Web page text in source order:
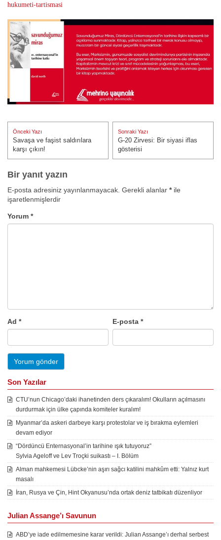
hukumeti-tartismasi
Yazı
gezinmesi
Önceki Yazı
Önceki Yazı:
Savaşa ve faşist saldırılara
karşı çıkın!
Sonraki Yazı
Sonraki Yazı:
G-20 Zirvesi: Bir siyasi iflas
gösterisi
Bir yanıt yazın
E-posta adresiniz yayınlanmayacak. Gerekli alanlar *ile
işaretlenmişlerdir
Yorum *
Ad * E-posta*
Son Yazılar
CTU’nun Chicago’daki ihanetinden ders çıkaralım! Okulların açılmasını
durdurmak için ülke çapında komiteler kuralım!
Myanmar’da askeri darbeye karşı protestolar ve iş bırakma eylemleri
devam ediyor
“Dördüncü Enternasyonal’in tarihine ışık tutuyoruz”
Sylvia Ageloff ve Lev Troçki suikastı – I. Bölüm
Alman mahkemesi Lübcke’nin aşırı sağcı katilini mahkûm etti: Yalnız kurt
masalı
İran, Rusya ve Çin, Hint Okyanusu’nda ortak deniz tatbikatı düzenliyor
Julian Assange’ı Savunun
ABD’ye iade edilmemesine karar verildi: Julian Assange’ı derhal serbest